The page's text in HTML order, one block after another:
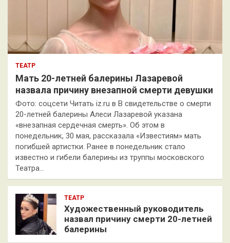
ТЕАТР
Мать 20-летней балерины Лазаревой
назвала причину внезапной смерти девушки
Фото: соцсети Читать iz.ru в В свидетельстве о смерти
20-летней балерины Алеси Лазаревой указана
«внезапная сердечная смерть». Об этом в
понедельник, 30 мая, рассказала «Известиям» мать
погибшей артистки. Ранее в понедельник стало
известно и гибели балерины из труппы московского
Театра…
ТЕАТР
Художественный руководитель
назвал причину смерти 20-летней
балерины